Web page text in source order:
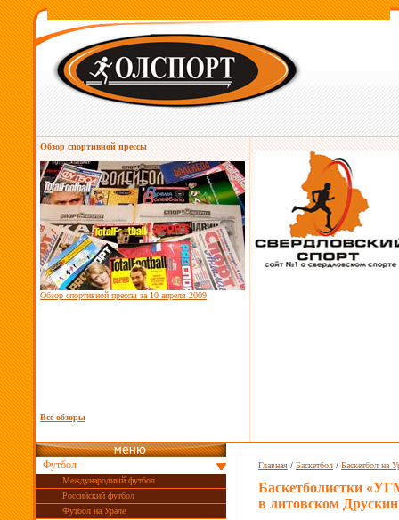
Обзор спортивной прессы
Обзор спортивной прессы за 10 апреля 2009
Все обзоры
Футбол
Международный футбол
Российский футбол
Футбол на Урале
Главная / Баскетбол / Баскетбол на
Баскетболистки
в литовском